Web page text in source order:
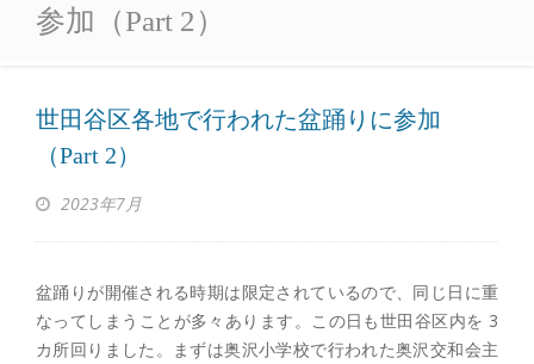
参加（Part 2）
世田谷区各地で行われた盆踊りに参加
（Part 2）
2023年7月
盆踊りが開催される時期は限定されているので、同じ日に重
なってしまうことが多々あります。この日も世田谷区内を 3
カ所回りました。まずは奥沢小学校で行われた奥沢交和会主